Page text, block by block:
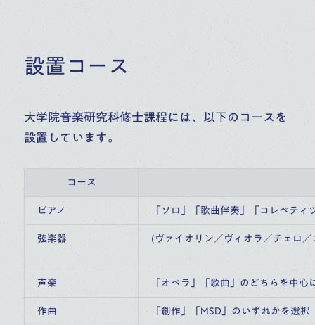
設置コース
大学院音楽研究科修士課程には、以下のコースを
設置しています。
コース
ピアノ 「ソロ」「歌曲伴奏」「コレペテ
弦楽器 (ヴァイオリン／ヴィオラ／チェロ
声楽 「オペラ」「歌曲」のどちらを中心
作曲 「創作」「MSD」のいずれかを選択